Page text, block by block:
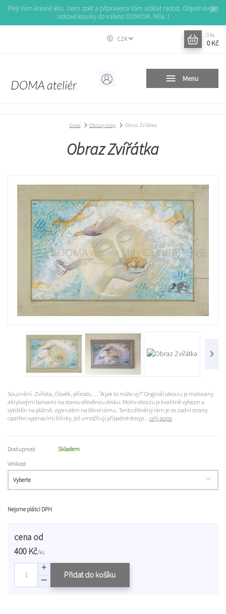
Přeji Vám krásné léto. Jsem zpět a připravena Vám udělat radost. Objednávejte
srdcové kousky do vašeho DOMOVA. Míla :)
Menu
CZK
0 ks
0 Kč
Úvod Obrazy tisky Obraz Zvířátka
Obraz Zvířátka
Souznění. Zvířata, člověk, příroda,… "A jak to máte vy?“ Originál obrazu je malovaný
akrylovými barvami na starou dřevěnou desku. Motiv obrazu je kvalitně vyfocen a
vytištěn na plátně, vypnutém na blind rámu. Tento dřevěný rám je ze zadní strany
opatřen vypínacími klínky, jež umožňují případné dovyp... celý popis
Dostupnost
Skladem
Velikost
Nejsme plátci DPH
cena od
400 Kč/ks
Přidat do košíku